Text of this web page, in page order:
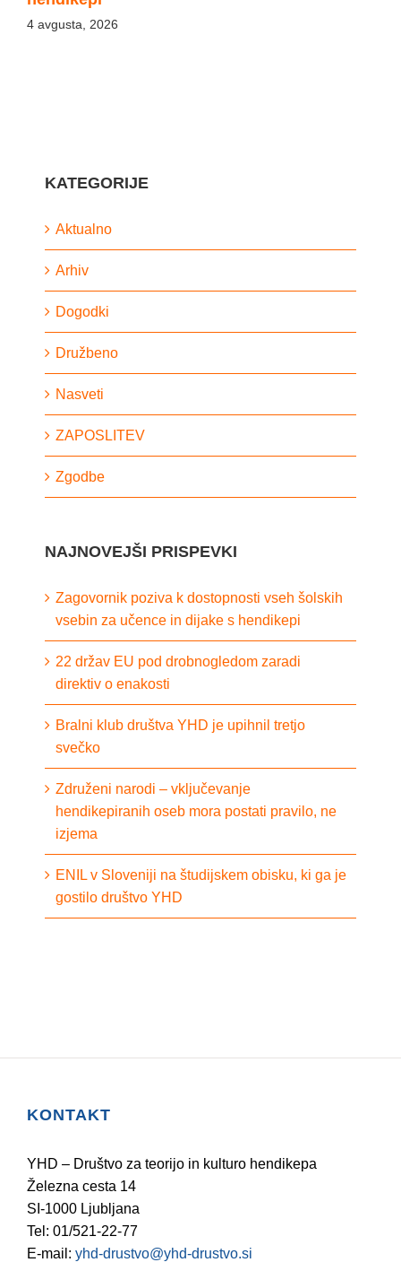
4 avgusta, 2026
KATEGORIJE
Aktualno
Arhiv
Dogodki
Družbeno
Nasveti
ZAPOSLITEV
Zgodbe
NAJNOVEJŠI PRISPEVKI
Zagovornik poziva k dostopnosti vseh šolskih
vsebin za učence in dijake s hendikepi
22 držav EU pod drobnogledom zaradi
direktiv o enakosti
Bralni klub društva YHD je upihnil tretjo
svečko
Združeni narodi – vključevanje
hendikepiranih oseb mora postati pravilo, ne
izjema
ENIL v Sloveniji na študijskem obisku, ki ga je
gostilo društvo YHD
KONTAKT
YHD – Društvo za teorijo in kulturo hendikepa
Železna cesta 14
SI-1000 Ljubljana
Tel: 01/521-22-77
E-mail: yhd-drustvo@yhd-drustvo.si